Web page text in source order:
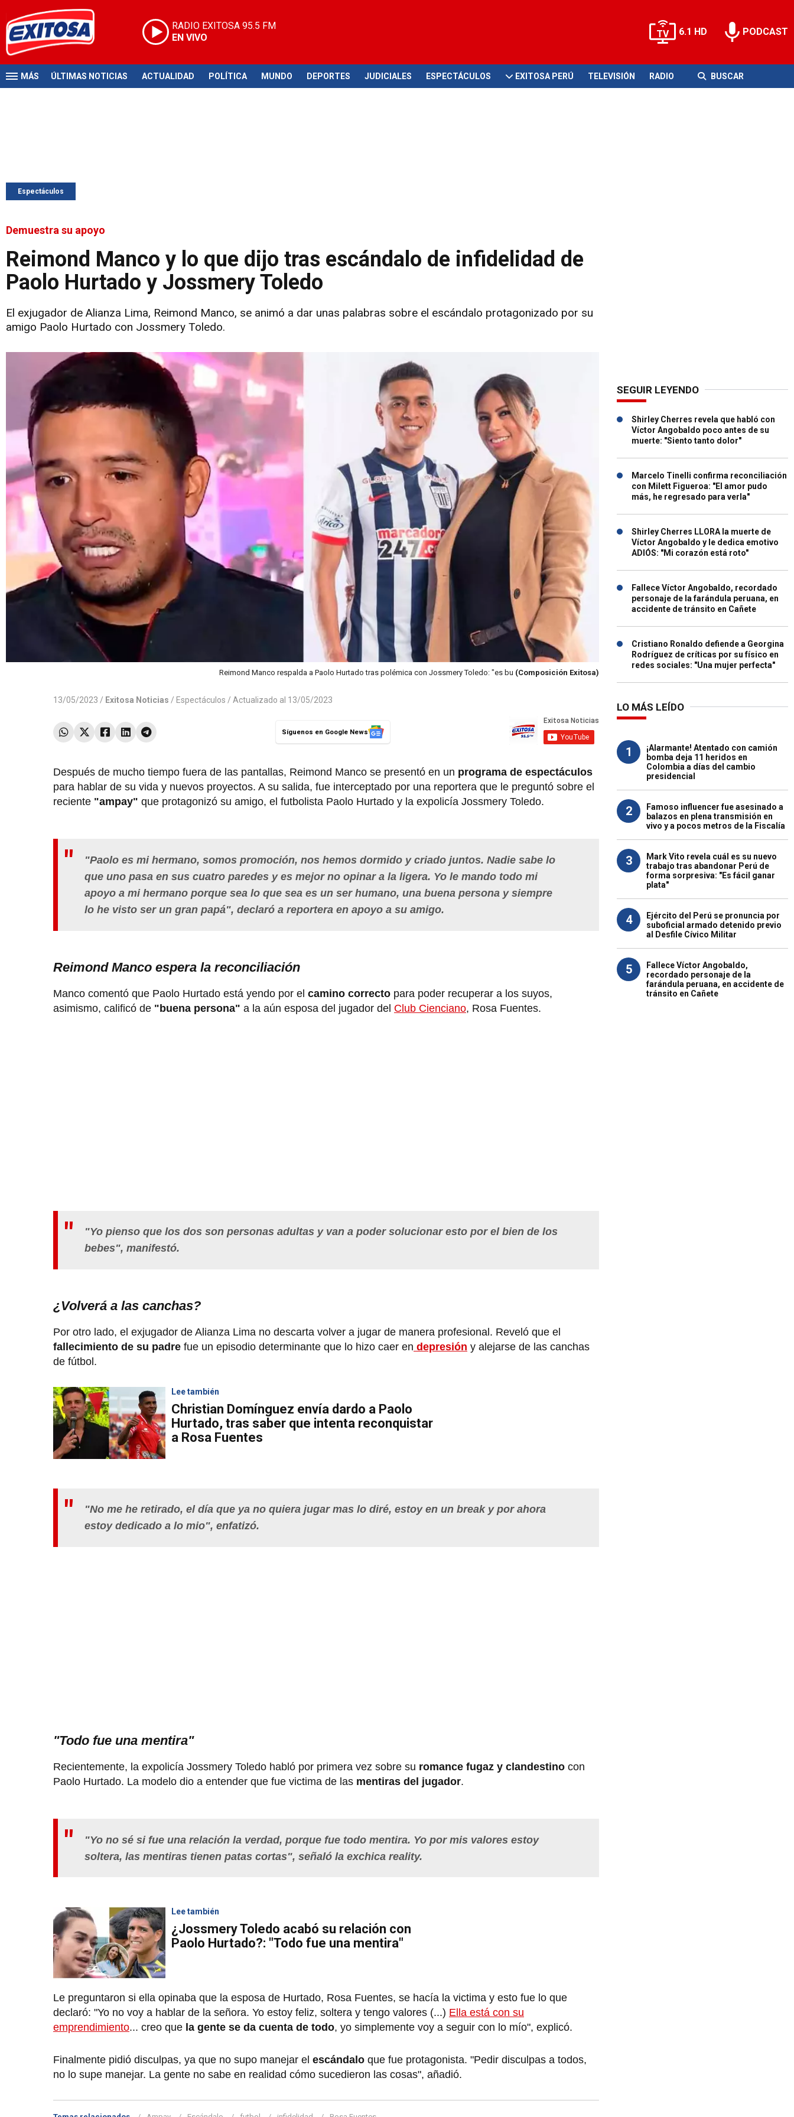
RADIO EXITOSA 95.5 FM
EN VIVO
6.1 HD PODCAST
MÁS ÚLTIMAS NOTICIAS ACTUALIDAD POLÍTICA MUNDO DEPORTES JUDICIALES ESPECTÁCULOS EXITOSA PERÚ TELEVISIÓN RADIO BUSCAR
Espectáculos
Demuestra su apoyo
Reimond Manco y lo que dijo tras escándalo de infidelidad de
Paolo Hurtado y Jossmery Toledo
El exjugador de Alianza Lima, Reimond Manco, se animó a dar unas palabras sobre el escándalo protagonizado por su
amigo Paolo Hurtado con Jossmery Toledo.
Reimond Manco respalda a Paolo Hurtado tras polémica con Jossmery Toledo: "es bu (Composición Exitosa)
13/05/2023 / Exitosa Noticias / Espectáculos / Actualizado al 13/05/2023
Síguenos en Google News
Después de mucho tiempo fuera de las pantallas, Reimond Manco se presentó en un programa de espectáculos
para hablar de su vida y nuevos proyectos. A su salida, fue interceptado por una reportera que le preguntó sobre el
reciente "ampay" que protagonizó su amigo, el futbolista Paolo Hurtado y la expolicía Jossmery Toledo.
"Paolo es mi hermano, somos promoción, nos hemos dormido y criado juntos. Nadie sabe lo
que uno pasa en sus cuatro paredes y es mejor no opinar a la ligera. Yo le mando todo mi
apoyo a mi hermano porque sea lo que sea es un ser humano, una buena persona y siempre
lo he visto ser un gran papá", declaró a reportera en apoyo a su amigo.
Reimond Manco espera la reconciliación
Manco comentó que Paolo Hurtado está yendo por el camino correcto para poder recuperar a los suyos,
asimismo, calificó de "buena persona" a la aún esposa del jugador del Club Cienciano, Rosa Fuentes.
"Yo pienso que los dos son personas adultas y van a poder solucionar esto por el bien de los
bebes", manifestó.
¿Volverá a las canchas?
Por otro lado, el exjugador de Alianza Lima no descarta volver a jugar de manera profesional. Reveló que el
fallecimiento de su padre fue un episodio determinante que lo hizo caer en depresión y alejarse de las canchas
de fútbol.
Lee también
Christian Domínguez envía dardo a Paolo
Hurtado, tras saber que intenta reconquistar
a Rosa Fuentes
"No me he retirado, el día que ya no quiera jugar mas lo diré, estoy en un break y por ahora
estoy dedicado a lo mio", enfatizó.
"Todo fue una mentira"
Recientemente, la expolicía Jossmery Toledo habló por primera vez sobre su romance fugaz y clandestino con
Paolo Hurtado. La modelo dio a entender que fue victima de las mentiras del jugador.
"Yo no sé si fue una relación la verdad, porque fue todo mentira. Yo por mis valores estoy
soltera, las mentiras tienen patas cortas", señaló la exchica reality.
Lee también
¿Jossmery Toledo acabó su relación con
Paolo Hurtado?: "Todo fue una mentira"
Le preguntaron si ella opinaba que la esposa de Hurtado, Rosa Fuentes, se hacía la victima y esto fue lo que
declaró: "Yo no voy a hablar de la señora. Yo estoy feliz, soltera y tengo valores (...) Ella está con su
emprendimiento... creo que la gente se da cuenta de todo, yo simplemente voy a seguir con lo mío", explicó.
Finalmente pidió disculpas, ya que no supo manejar el escándalo que fue protagonista. "Pedir disculpas a todos,
no lo supe manejar. La gente no sabe en realidad cómo sucedieron las cosas", añadió.
SEGUIR LEYENDO
Shirley Cherres revela que habló con
Víctor Angobaldo poco antes de su
muerte: "Siento tanto dolor"
Marcelo Tinelli confirma reconciliación
con Milett Figueroa: "El amor pudo
más, he regresado para verla"
Shirley Cherres LLORA la muerte de
Víctor Angobaldo y le dedica emotivo
ADIÓS: "Mi corazón está roto"
Fallece Víctor Angobaldo, recordado
personaje de la farándula peruana, en
accidente de tránsito en Cañete
Cristiano Ronaldo defiende a Georgina
Rodríguez de críticas por su físico en
redes sociales: "Una mujer perfecta"
LO MÁS LEÍDO
1
¡Alarmante! Atentado con camión
bomba deja 11 heridos en
Colombia a días del cambio
presidencial
2
Famoso influencer fue asesinado a
balazos en plena transmisión en
vivo y a pocos metros de la Fiscalía
3
Mark Vito revela cuál es su nuevo
trabajo tras abandonar Perú de
forma sorpresiva: "Es fácil ganar
plata"
4
Ejército del Perú se pronuncia por
suboficial armado detenido previo
al Desfile Cívico Militar
5
Fallece Víctor Angobaldo,
recordado personaje de la
farándula peruana, en accidente de
tránsito en Cañete